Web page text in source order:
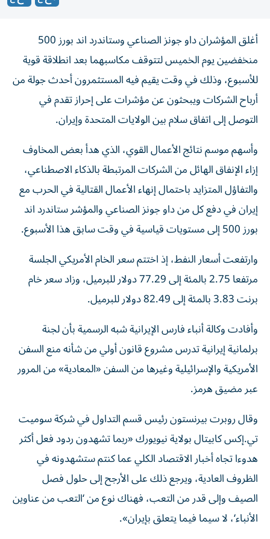
أغلق المؤشران داو جونز الصناعي وستاندرد اند بورز 500
منخفضين يوم الخميس لتتوقف مكاسبهما بعد انطلاقة قوية
للأسبوع، وذلك في وقت يقيم فيه ‌المستثمرون أحدث جولة من
أرباح الشركات ويبحثون عن مؤشرات على إحراز تقدم ​في
التوصل ⁠إلى اتفاق سلام بين الولايات المتحدة وإيران.
وأسهم موسم نتائج ‌الأعمال القوي، الذي هدأ بعض ‌المخاوف
إزاء الإنفاق الهائل من الشركات المرتبطة بالذكاء الاصطناعي،
والتفاؤل المتزايد باحتمال إنهاء الأعمال القتالية في الحرب مع
إيران في دفع كل من داو جونز الصناعي ‌والمؤشر ستاندرد اند
بورز 500 إلى مستويات قياسية في وقت سابق هذا الأسبوع.
وارتفعت ⁠أسعار النفط، إذ اختتم سعر الخام الأمريكي الجلسة
مرتفعا 2.75 بالمئة إلى 77.29 دولار للبرميل، وزاد سعر خام
برنت 3.83 بالمئة إلى 82.49 دولار للبرميل.
وأفادت وكالة أنباء فارس الإيرانية شبه الرسمية بأن لجنة
برلمانية إيرانية تدرس مشروع قانون أولي من شأنه منع السفن
الأمريكية والإسرائيلية وغيرها من السفن «المعادية» من ​المرور
عبر مضيق هرمز.
وقال روبرت بيرنستون رئيس قسم التداول في شركة ‌سوميت
تي.إكس كابيتال بولاية نيويورك «ربما تشهدون ردود فعل أكثر
هدوءا تجاه أخبار الاقتصاد الكلي عما كنتم ستشهدونه في
الظروف العادية، ويرجع ذلك على الأرجح إلى حلول ⁠فصل
الصيف وإلى قدر من التعب، فهناك نوع من ‘التعب من عناوين
الأنباء‘، لا سيما فيما يتعلق بإيران».